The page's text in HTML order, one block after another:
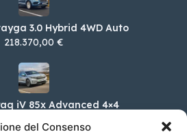
del Consenso
3.0 Hybrid 4WD Auto
218.370,00 €
iV 85x Advanced 4×4